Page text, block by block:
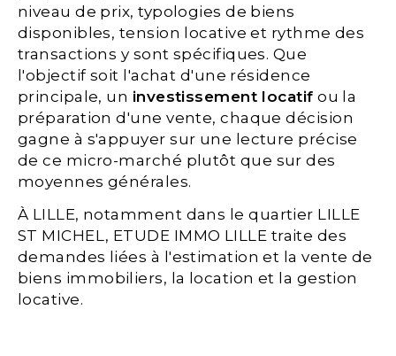
niveau de prix, typologies de biens
disponibles, tension locative et rythme des
transactions y sont spécifiques. Que
l'objectif soit l'achat d'une résidence
principale, un investissement locatif ou la
préparation d'une vente, chaque décision
gagne à s'appuyer sur une lecture précise
de ce micro-marché plutôt que sur des
moyennes générales.
À LILLE, notamment dans le quartier LILLE
ST MICHEL, ETUDE IMMO LILLE traite des
demandes liées à l'estimation et la vente de
biens immobiliers, la location et la gestion
locative.